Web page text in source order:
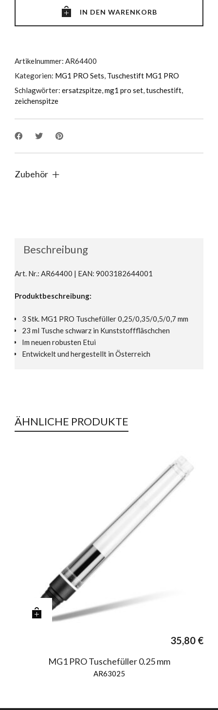
0.25/0.35/0.5/0.7,
teilig
IN DEN WARENKORB
Artikelnummer: AR64400
Kategorien: MG1 PRO Sets, Tuschestift MG1 PRO
Schlagwörter: ersatzspitze,mg1 pro set,tuschestift,
zeichenspitze
Zubehör
Beschreibung
Art. Nr.: AR64400 | EAN: 9003182644001
Produktbeschreibung:
3 Stk. MG1 PRO Tuschefüller 0,25/0,35/0,5/0,7 mm
23 ml Tusche schwarz in Kunststofffläschchen
Im neuen robusten Etui
Entwickelt und hergestellt in Österreich
ÄHNLICHE PRODUKTE
35,80 €
MG1 PRO Tuschefüller 0.25 mm
AR63025